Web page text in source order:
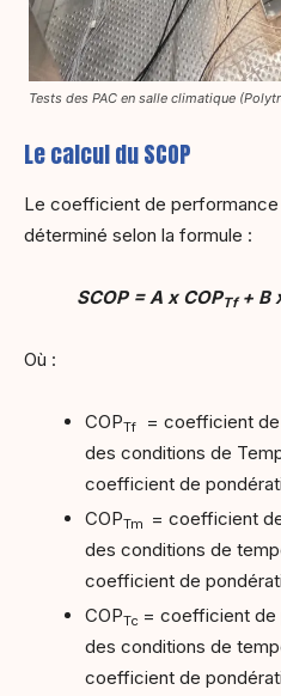
Tests des PAC en salle climatique
Le calcul du SCOP
Le coefficient de performance
déterminé selon la formule :
SCOP = A x COPTf+ B
Où :
COPTf
= coefficient
des conditions de
coefficient de
COPTm
= coefficient
des conditions de
coefficient de
COPTc = coefficient de
des conditions de
coefficient de